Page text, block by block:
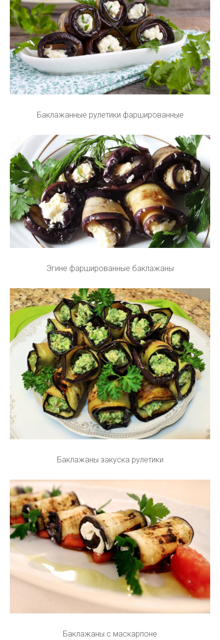
Баклажанные рулетики фаршированные
Эгине фаршированные баклажаны
Баклажаны закуска рулетики
Баклажаны с маскарпоне